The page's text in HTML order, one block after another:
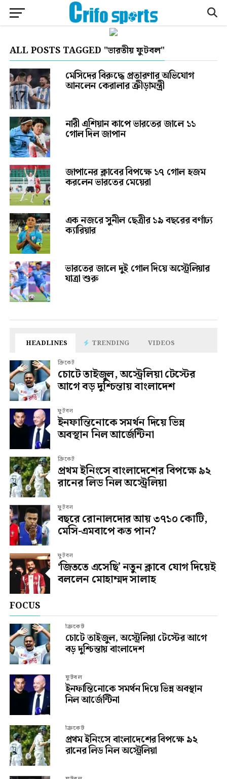
ALL POSTS TAGGED "ভারতীয় ফুটবল"
মেসিদের বিরুদ্ধে প্রতারণার অভিযোগ
আনলেন কেরালার ক্রীড়ামন্ত্রী
নারী এশিয়ান কাপে ভারতের জালে ১১
গোল দিল জাপান
জাপানের ক্লাবের বিপক্ষে ১৭ গোল হজম
করলেন ভারতের মেয়েরা
এক নজরে সুনীল ছেত্রীর ১৯ বছরের বর্ণাঢ্য
ক্যারিয়ার
ভারতের জালে দুই গোল দিয়ে অস্ট্রেলিয়ার
যাত্রা শুরু
HEADLINES TRENDING VIDEOS
ক্রিকেট
চোটে তাইজুল, অস্ট্রেলিয়া টেস্টের
আগে বড় দুশ্চিন্তায় বাংলাদেশ
ফুটবল
ইনফান্তিনোকে সমর্থন দিয়ে ভিন্ন
অবস্থান নিল আর্জেন্টিনা
ক্রিকেট
প্রথম ইনিংসে বাংলাদেশের বিপক্ষে ৯২
রানের লিড নিল অস্ট্রেলিয়া
ফুটবল
বছরে রোনালদোর আয় ৩৭১০ কোটি,
মেসি-এমবাপে কত পান?
ফুটবল
‘জিততে এসেছি’ নতুন ক্লাবে যোগ দিয়েই
বললেন মোহাম্মদ সালাহ
FOCUS
ক্রিকেট
চোটে তাইজুল, অস্ট্রেলিয়া টেস্টের আগে
বড় দুশ্চিন্তায় বাংলাদেশ
ফুটবল
ইনফান্তিনোকে সমর্থন দিয়ে ভিন্ন অবস্থান
নিল আর্জেন্টিনা
ক্রিকেট
প্রথম ইনিংসে বাংলাদেশের বিপক্ষে ৯২
রানের লিড নিল অস্ট্রেলিয়া